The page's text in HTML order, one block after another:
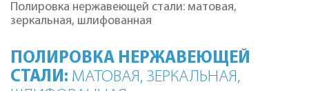
Полировка нержавеющей стали: матовая,
зеркальная, шлифованная
ПОЛИРОВКА НЕРЖАВЕЮЩЕЙ
СТАЛИ: МАТОВАЯ, ЗЕРКАЛЬНАЯ,